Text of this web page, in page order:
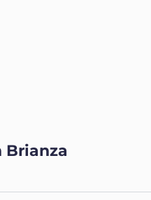
Brianza